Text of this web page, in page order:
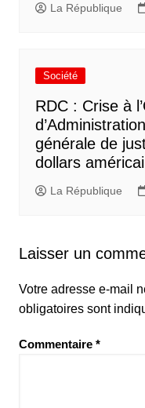
La République
Société
RDC : Crise à
générale de
dollars
La République
Laisser un
Votre adresse e-mail
obligatoires sont
Commentaire *